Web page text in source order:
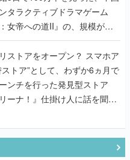
タラクティブドラマゲーム
女帝への道II』の、規模が違
プロデューサーに聞いた
アをオープン？ スマホア
ストア”として、わずか6ヵ月で
ンチを行った発見型ストア
ーナ！』仕掛け人に話を聞い